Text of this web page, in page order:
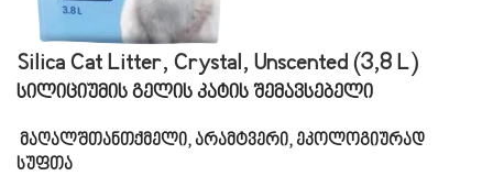
Silica Cat Litter, Crystal, Unscented (3,8 L)
სილიციუმის გელის კატის შემავსებელი
მაღალშთანთქმელი, არამტვერი, ეკოლოგიურად
სუფთა